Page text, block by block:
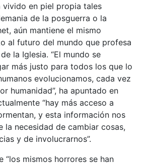
vivido en piel propia tales
de la posguerra o la
aún mantiene el mismo
al futuro del mundo que profesa
la Iglesia. “El mundo se
más justo para todos los que lo
evolucionamos, cada vez
humanidad”, ha apuntado en
“hay más acceso a
y esta información nos
la necesidad de cambiar cosas,
y de involucrarnos”.
“los mismos horrores se han